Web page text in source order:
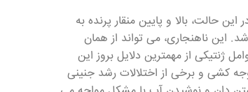
حالت، بالا و پایین منقار پرنده به
این ناهنجاری، می تواند از همان
ژنتیکی از مهمترین دلایل بروز این
کشی و برخی از اختلالات رشد جنینی